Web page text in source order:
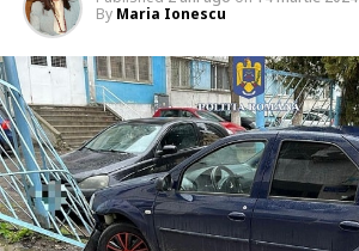
By Maria Ionescu